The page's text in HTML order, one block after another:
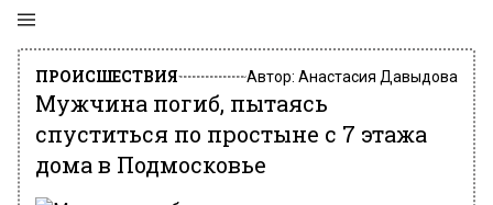
ПРОИСШЕСТВИЯ Автор: Анастасия Давыдова
Мужчина погиб, пытаясь
спуститься по простыне с 7 этажа
дома в Подмосковье